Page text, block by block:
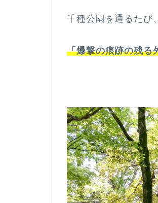
千種公園を通るたび
「爆撃の痕跡の残る